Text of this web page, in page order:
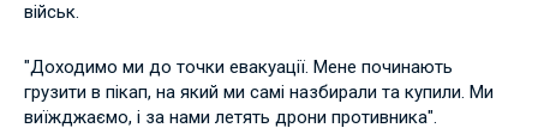
військ.
"Доходимо ми до точки евакуації. Мене починають
грузити в пікап, на який ми самі назбирали та купили. Ми
виїжджаємо, і за нами летять дрони противника".